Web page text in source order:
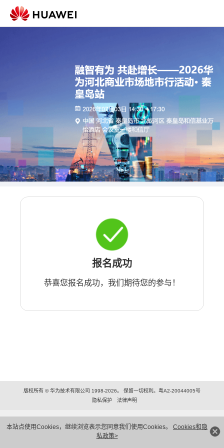
本站点使用Cookies，继续浏览表示您同意我们使用Cookies。 Cookies和隐
私政策>
报名成功
恭喜您报名成功，我们期待您的参与！
版权所有 © 华为技术有限公司 1998-2026。 保留一切权利。粤A2-20044005号
隐私保护
法律声明